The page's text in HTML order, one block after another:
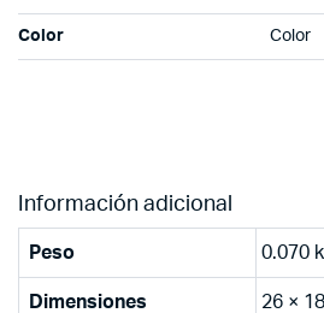
Color Color
Información adicional
Peso 0.070
Dimensiones 26 ×